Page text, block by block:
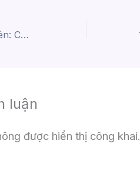
Các Phường Quận Long Biên: Cơ Hội Bán Văn Phòng Phẩm Lớn Cho Doanh Nghiệp Của Bạn
luận
được hiển thị công khai.